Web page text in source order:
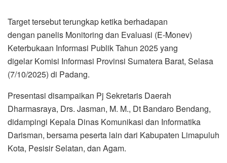
Target tersebut terungkap ketika berhadapan
dengan panelis Monitoring dan Evaluasi (E-Monev)
Keterbukaan Informasi Publik Tahun 2025 yang
digelar Komisi Informasi Provinsi Sumatera Barat, Selasa
(7/10/2025) di Padang.
Presentasi disampaikan Pj Sekretaris Daerah
Dharmasraya, Drs. Jasman, M. M., Dt Bandaro Bendang,
didampingi Kepala Dinas Komunikasi dan Informatika
Darisman, bersama peserta lain dari Kabupaten Limapuluh
Kota, Pesisir Selatan, dan Agam.